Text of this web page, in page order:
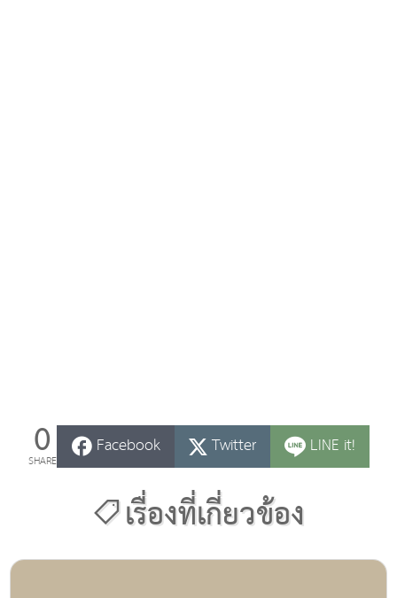
0
SHARE
Facebook Twitter LINE it!
เรื่องที่เกี่ยวข้อง